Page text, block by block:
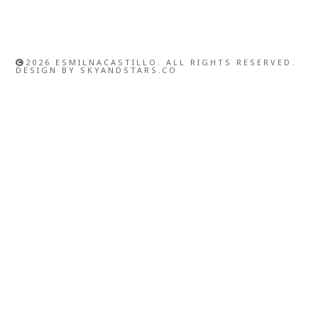
2026 ESMILNACASTILLO. ALL RIGHTS RESERVED.
DESIGN BY SKYANDSTARS.CO